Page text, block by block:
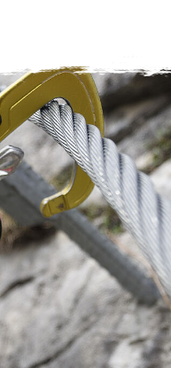
swoboda alpin
Öffnungszeiten, Preise
& Formulare
Kurse DAV
Kletterschule
Klettern & Bouldern
Alpinzentrum
Kletterturm
Engelhaldepark